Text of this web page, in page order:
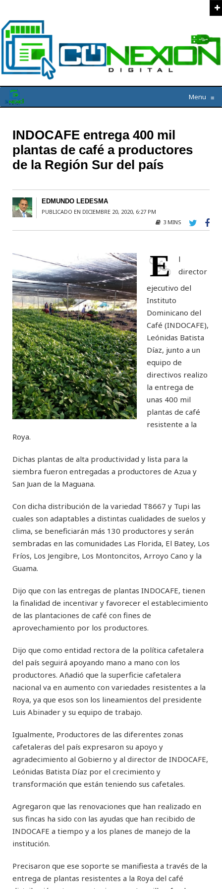
Menu ≡
INDOCAFE entrega 400 mil
plantas de café a productores
de la Región Sur del país
EDMUNDO LEDESMA
PUBLICADO EN DICIEMBRE 20, 2020, 6:27 PM
3 MINS
E
l
director
ejecutivo del
Instituto
Dominicano del
Café (INDOCAFE),
Leónidas Batista
Díaz, junto a un
equipo de
directivos realizo
la entrega de
unas 400 mil
plantas de café
resistente a la
Roya.
Dichas plantas de alta productividad y lista para la
siembra fueron entregadas a productores de Azua y
San Juan de la Maguana.
Con dicha distribución de la variedad T8667 y Tupi las
cuales son adaptables a distintas cualidades de suelos y
clima, se beneficiarán más 130 productores y serán
sembradas en las comunidades Las Florida, El Batey, Los
Fríos, Los Jengibre, Los Montoncitos, Arroyo Cano y la
Guama.
Dijo que con las entregas de plantas INDOCAFE, tienen
la finalidad de incentivar y favorecer el establecimiento
de las plantaciones de café con fines de
aprovechamiento por los productores.
Dijo que como entidad rectora de la política cafetalera
del país seguirá apoyando mano a mano con los
productores. Añadió que la superficie cafetalera
nacional va en aumento con variedades resistentes a la
Roya, ya que esos son los lineamientos del presidente
Luis Abinader y su equipo de trabajo.
Igualmente, Productores de las diferentes zonas
cafetaleras del país expresaron su apoyo y
agradecimiento al Gobierno y al director de INDOCAFE,
Leónidas Batista Díaz por el crecimiento y
transformación que están teniendo sus cafetales.
Agregaron que las renovaciones que han realizado en
sus fincas ha sido con las ayudas que han recibido de
INDOCAFE a tiempo y a los planes de manejo de la
institución.
Precisaron que ese soporte se manifiesta a través de la
entrega de plantas resistentes a la Roya del café